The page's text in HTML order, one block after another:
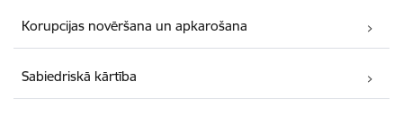
Korupcijas novēršana un apkarošana
Sabiedriskā kārtība